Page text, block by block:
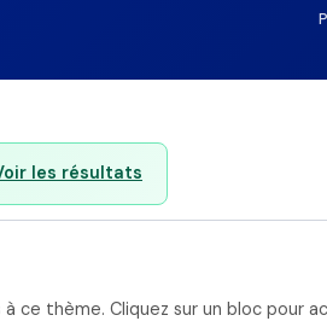
les résultats
ce thème. Cliquez sur un bloc pour